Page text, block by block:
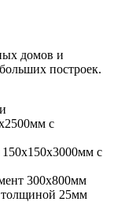
домов и
построек.
с
с
300х800мм
толщиной 25мм